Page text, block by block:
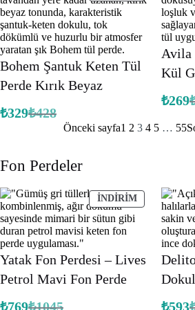
dayanarak 5
üzerinden
5.00puan
aldı
5.00
aldı
ÜRÜN
Bohem Şantuk Keten Tül
Perde Kırık Beyaz
₺428
Orijinal
₺329Şu
Avila
Kül
₺269
Önceki sayfa1 2 3 4 5 … 55
Fon Perdeler
İNDIRIM
ÜRÜN
Yatak Fon Perdesi – Lives
Petrol Mavi Fon Perde
₺1045
₺769 ₺593